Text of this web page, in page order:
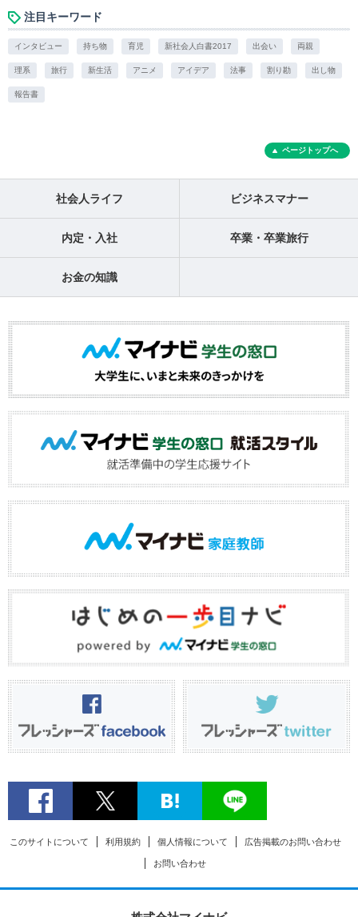
注目キーワード
インタビュー 持ち物 育児 新社会人白書2017 出会い 両親
理系 旅行 新生活 アニメ アイデア 法事 割り勘 出し物
報告書
ページトップへ
社会人ライフ ビジネスマナー
内定・入社 卒業・卒業旅行
お金の知識
このサイトについて 利用規約 個人情報について 広告掲載のお問い合わせ
お問い合わせ